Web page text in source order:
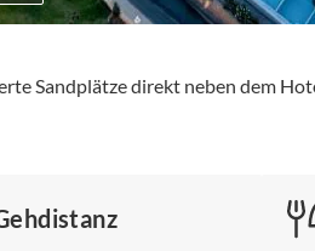
Sandplätze direkt neben dem